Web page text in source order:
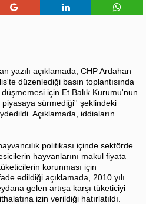
yazılı açıklamada, CHP Ardahan
düzenlediği basın toplantısında
düşmemesi için Et Balık Kurumu'nun
sürmediği'' şeklindeki
Açıklamada, iddiaların
politikası içinde sektörde
hayvanlarını makul fiyata
korunması için
edildiği açıklamada, 2010 yılı
gelen artışa karşı tüketiciyi
izin verildiği hatırlatıldı.